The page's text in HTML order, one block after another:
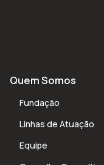
Quem Somos
Fundação
Linhas de Atuação
Equipe